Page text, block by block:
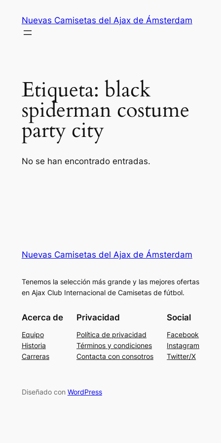
contenido
Nuevas Camisetas del Ajax de Ámsterdam
Etiqueta: black
spiderman costume
party city
No se han encontrado entradas.
Nuevas Camisetas del Ajax de Ámsterdam
Tenemos la selección más grande y las mejores ofertas
en Ajax Club Internacional de Camisetas de fútbol.
Acerca de
Equipo
Historia
Carreras
Privacidad
Política de privacidad
Términos y condiciones
Contacta con consotros
Social
Facebook
Instagram
Twitter/X
Diseñado con WordPress